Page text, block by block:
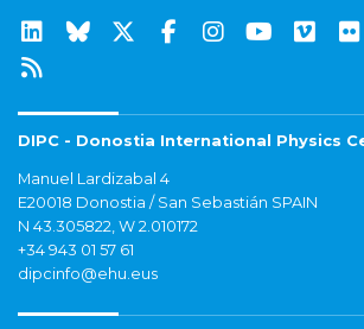
DIPC - Donostia International Physics
Manuel Lardizabal 4
E20018 Donostia / San Sebastián SPAIN
N 43.305822, W 2.010172
+34 943 01 57 61
dipcinfo@ehu.eus